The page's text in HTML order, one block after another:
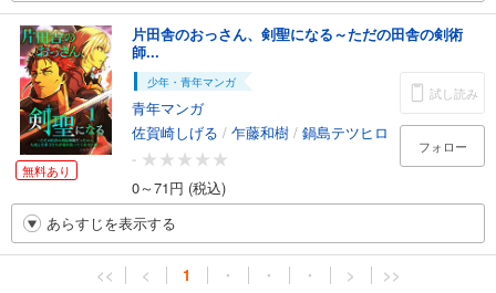
無料あり
片田舎のおっさん、剣聖になる～ただの田舎の剣術
師...
少年・青年マンガ
青年マンガ
佐賀崎しげる / 乍藤和樹 / 鍋島テツヒロ
-
0～71円 (税込)
試し読み
フォロー
あらすじを表示する
<< < 1 ・ ・ ・ > >>